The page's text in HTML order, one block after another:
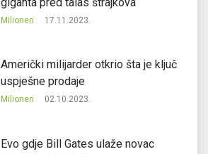
Milioneri 17.11.2023.
Američki milijarder otkrio šta je ključ
uspješne prodaje
Milioneri 02.10.2023.
Evo gdje Bill Gates ulaže novac